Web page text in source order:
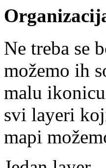
Ne treba se
možemo ih
malu
svi layeri
mapi